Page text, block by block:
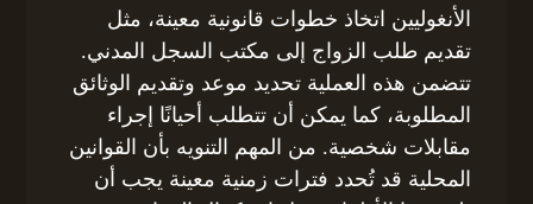
الأنغوليين اتخاذ خطوات قانونية معينة، مثل
تقديم طلب الزواج إلى مكتب السجل المدني.
تتضمن هذه العملية تحديد موعد وتقديم الوثائق
المطلوبة، كما يمكن أن تتطلب أحيانًا إجراء
مقابلات شخصية. من المهم التنويه بأن القوانين
المحلية قد تُحدد فترات زمنية معينة يجب أن